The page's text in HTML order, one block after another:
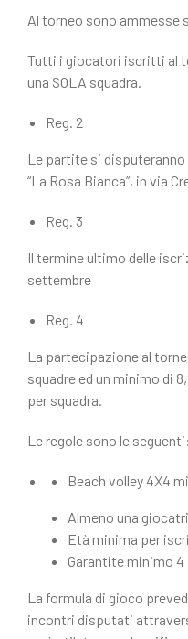
Al torneo sono ammesse
Tutti i giocatori iscritti al
una SOLA squadra.
Reg. 2
Le partite si
“La Rosa Bianca”, in via
Reg. 3
Il termine ultimo delle
settembre
Reg. 4
La partecipazione al
squadre ed un minimo di
per squadra.
Le regole sono le seguenti:
Beach volley 4X4
Almeno una
Età minima per
Garantite minimo
La formula di gioco
incontri disputati